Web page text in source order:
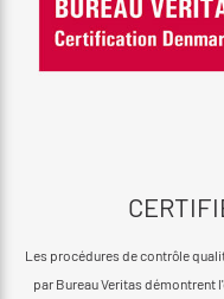
Les procédures de contrôle
par Bureau Veritas démontrent